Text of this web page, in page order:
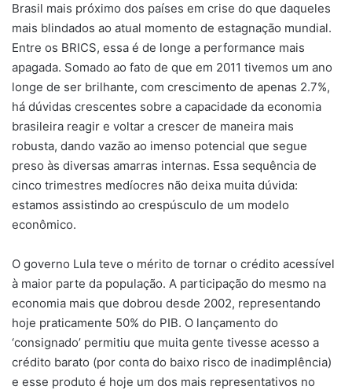
Brasil mais próximo dos países em crise do que daqueles
mais blindados ao atual momento de estagnação mundial.
Entre os BRICS, essa é de longe a performance mais
apagada. Somado ao fato de que em 2011 tivemos um ano
longe de ser brilhante, com crescimento de apenas 2.7%,
há dúvidas crescentes sobre a capacidade da economia
brasileira reagir e voltar a crescer de maneira mais
robusta, dando vazão ao imenso potencial que segue
preso às diversas amarras internas. Essa sequência de
cinco trimestres medíocres não deixa muita dúvida:
estamos assistindo ao crespúsculo de um modelo
econômico.
O governo Lula teve o mérito de tornar o crédito acessível
à maior parte da população. A participação do mesmo na
economia mais que dobrou desde 2002, representando
hoje praticamente 50% do PIB. O lançamento do
‘consignado’ permitiu que muita gente tivesse acesso a
crédito barato (por conta do baixo risco de inadimplência)
e esse produto é hoje um dos mais representativos no